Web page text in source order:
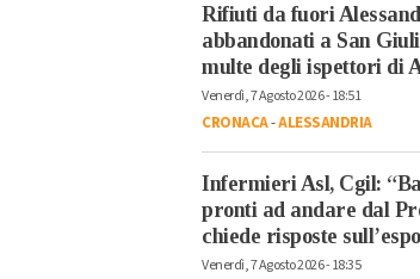
Rifiuti da fuori
abbandonati a San
multe degli ispettori di
Venerdì, 7 Agosto 2026 - 18:51
CRONACA-ALESSANDRIA
Infermieri Asl, Cgil:
pronti ad andare dal
chiede risposte
Venerdì, 7 Agosto 2026 - 18:35